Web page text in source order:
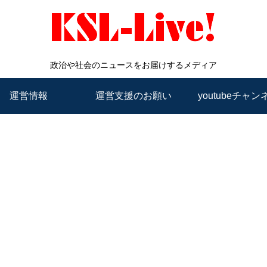
政治や社会のニュースをお届けするメディア
運営情報 運営支援のお願い youtubeチャン